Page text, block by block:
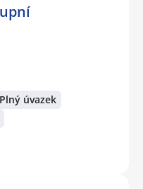
Plný úvazek